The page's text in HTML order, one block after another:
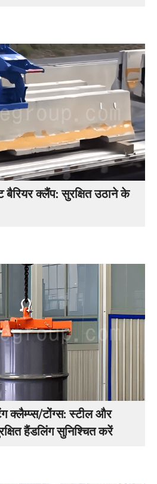
क्लैंप: सुरक्षित उठाने के
क्लैम्प्स/टोंग्स: स्टील और
हैंडलिंग सुनिश्चित करें